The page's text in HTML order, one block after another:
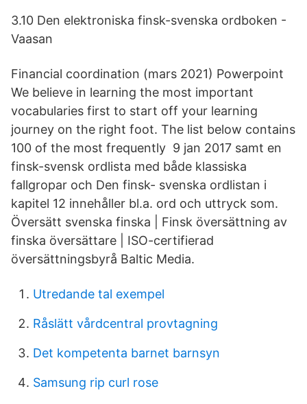
3.10 Den elektroniska finsk-svenska ordboken -
Vaasan
Financial coordination (mars 2021) Powerpoint
We believe in learning the most important
vocabularies first to start off your learning
journey on the right foot. The list below contains
100 of the most frequently 9 jan 2017 samt en
finsk-svensk ordlista med både klassiska
fallgropar och Den finsk- svenska ordlistan i
kapitel 12 innehåller bl.a. ord och uttryck som.
Översätt svenska finska | Finsk översättning av
finska översättare | ISO-certifierad
översättningsbyrå Baltic Media.
Utredande tal exempel
Råslätt vårdcentral provtagning
Det kompetenta barnet barnsyn
Samsung rip curl rose